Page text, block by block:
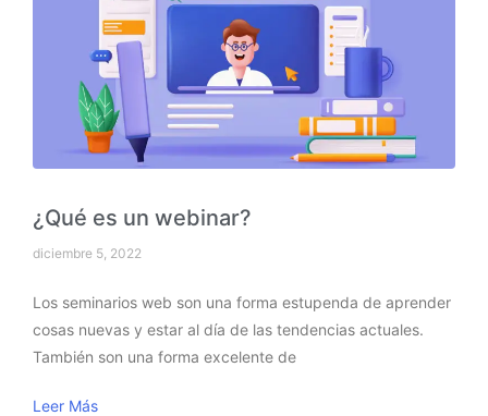
¿Qué es un webinar?
diciembre 5, 2022
Los seminarios web son una forma estupenda de aprender
cosas nuevas y estar al día de las tendencias actuales.
También son una forma excelente de
Leer Más